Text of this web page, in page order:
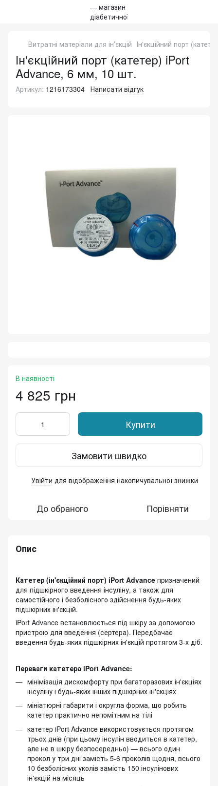
Витратні матеріали для інʼєкцій Ін'єкційний порт
Ін'єкційний порт (катетер) iPort
Advance, 6 мм, 10 шт.
Артикул: 1216173304 Написати відгук
В наявності
4 825 грн
Купити
Замовити швидко
Увійти для відображення накопичувальної знижки
До обраного Порівняти
Опис
Катетер (ін'єкційний порт) iPort Advance призначений
для підшкірного введення інсуліну, а також для
самостійного і безболісного здійснення будь-яких
підшкірних ін'єкцій.
iPort Advance встановлюється під шкіру за допомогою
пристрою для введення (сертера). Передбачає
введення будь-яких підшкірних ін'єкцій протягом 3-х діб.
Переваги катетера iPort Advance:
мінімізація дискомфорту при багаторазових ін'єкціях
інсуліну і будь-яких інших підшкірних ін'єкціях
мініатюрні габарити і округла форма, що робить
катетер практично непомітним на тілі
катетер iPort Advance використовується протягом
трьох днів (при цьому інсулін вводиться в катетер,
але не в шкіру безпосередньо) — всього один
прокол у три дні замість 5-6 проколів щодня, всього
10 безболісних уколів замість 150 інсулінових
ін'єкцій на місяць